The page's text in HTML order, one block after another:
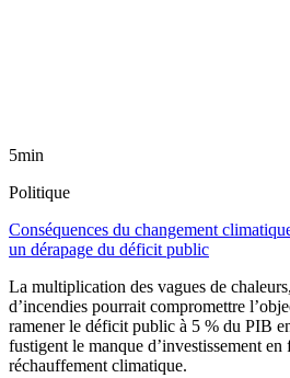
5min
Politique
Conséquences du changement
un dérapage du déficit public
La multiplication des vagues de
d’incendies pourrait compromettre
ramener le déficit public à 5 % du PIB
fustigent le manque d’investissement en
réchauffement climatique.